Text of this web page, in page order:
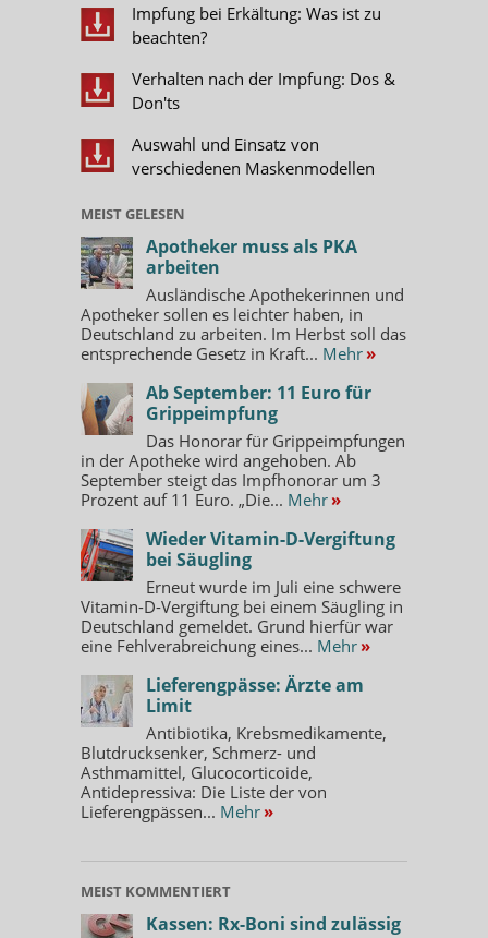
Impfung bei Erkältung: Was ist zu
beachten?
Verhalten nach der Impfung: Dos &
Don'ts
Auswahl und Einsatz von
verschiedenen Maskenmodellen
MEIST GELESEN
Apotheker muss als PKA
arbeiten
Ausländische Apothekerinnen und
Apotheker sollen es leichter haben, in
Deutschland zu arbeiten. Im Herbst soll das
entsprechende Gesetz in Kraft... Mehr »
Ab September: 11 Euro für
Grippeimpfung
Das Honorar für Grippeimpfungen
in der Apotheke wird angehoben. Ab
September steigt das Impfhonorar um 3
Prozent auf 11 Euro. „Die... Mehr »
Wieder Vitamin-D-Vergiftung
bei Säugling
Erneut wurde im Juli eine schwere
Vitamin-D-Vergiftung bei einem Säugling in
Deutschland gemeldet. Grund hierfür war
eine Fehlverabreichung eines... Mehr »
Lieferengpässe: Ärzte am
Limit
Antibiotika, Krebsmedikamente,
Blutdrucksenker, Schmerz- und
Asthmamittel, Glucocorticoide,
Antidepressiva: Die Liste der von
Lieferengpässen... Mehr »
MEIST KOMMENTIERT
Kassen: Rx-Boni sind zulässig